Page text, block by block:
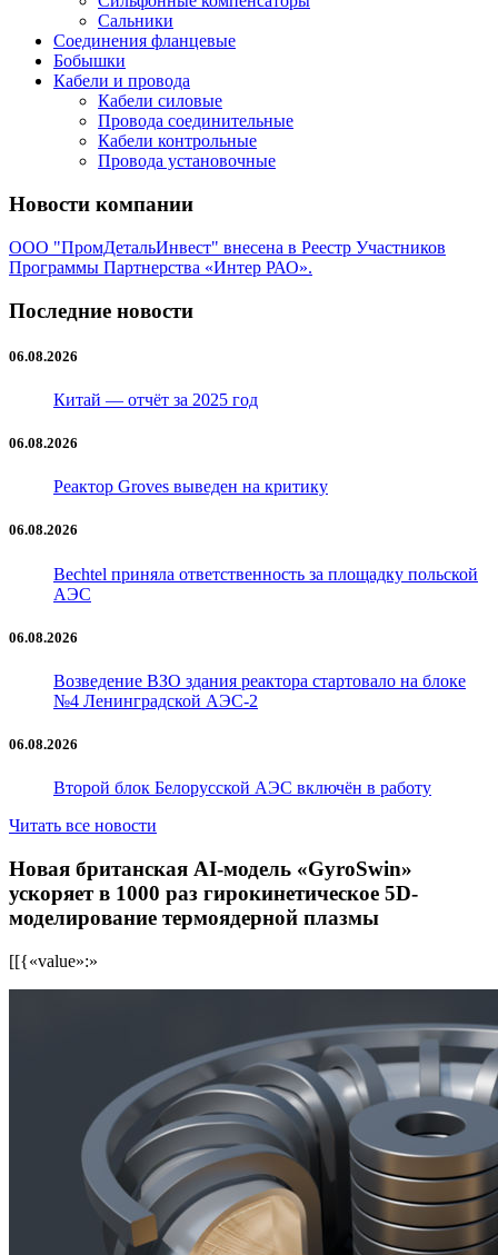
Сальники
Соединения фланцевые
Бобышки
Кабели и провода
Кабели силовые
Провода соединительные
Кабели контрольные
Провода установочные
Новости компании
ООО "ПромДетальИнвест" внесена в Реестр Участников
Программы Партнерства «Интер РАО».
Последние новости
06.08.2026
Китай — отчёт за 2025 год
06.08.2026
Реактор Groves выведен на критику
06.08.2026
Bechtel приняла ответственность за площадку польской
АЭС
06.08.2026
Возведение ВЗО здания реактора стартовало на блоке
№4 Ленинградской АЭС-2
06.08.2026
Второй блок Белорусской АЭС включён в работу
Читать все новости
Новая британская AI-модель «GyroSwin»
ускоряет в 1000 раз гирокинетическое 5D-
моделирование термоядерной плазмы
[[{«value»:»